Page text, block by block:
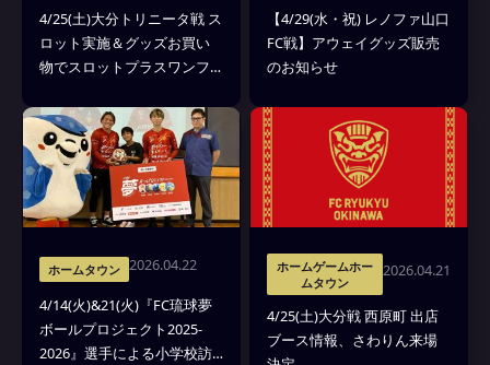
4/25(土)大分トリニータ戦 ス
ロット実施＆グッズお買い
物でスロットプラスワンフ
【4/29(水・祝) レノファ山口
FC戦】アウェイグッズ販売
のお知らせ
ホームタウン 2026.04.22
4/14(火)&21(火)『FC琉球夢
ボールプロジェクト2025-
2026』選手による小学校訪
ホームゲームホー
ムタウン
2026.04.21
4/25(土)大分戦 西原町 出店
ブース情報、さわりん来場